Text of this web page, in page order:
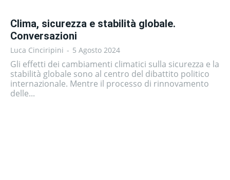
Clima, sicurezza e stabilità globale.
Conversazioni
Luca Cinciripini - 5 Agosto 2024
Gli effetti dei cambiamenti climatici sulla sicurezza e la
stabilità globale sono al centro del dibattito politico
internazionale. Mentre il processo di rinnovamento
delle...